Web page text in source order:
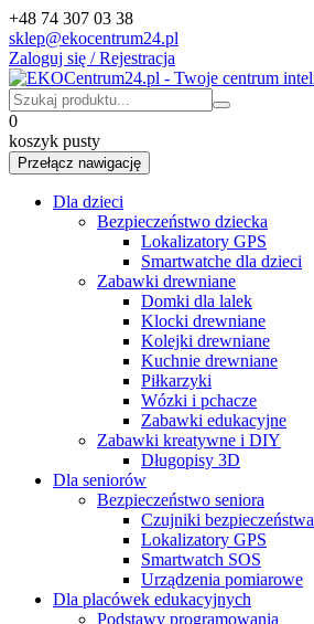
+48 74 307 03 38
sklep@ekocentrum24.pl
Zaloguj się / Rejestracja
0
koszyk pusty
Przełącz nawigację
Dla dzieci
Bezpieczeństwo dziecka
Lokalizatory GPS
Smartwatche dla dzieci
Zabawki drewniane
Domki dla lalek
Klocki drewniane
Kolejki drewniane
Kuchnie drewniane
Piłkarzyki
Wózki i pchacze
Zabawki edukacyjne
Zabawki kreatywne i DIY
Długopisy 3D
Dla seniorów
Bezpieczeństwo seniora
Czujniki bezpieczeństwa
Lokalizatory GPS
Smartwatch SOS
Urządzenia pomiarowe
Dla placówek edukacyjnych
Podstawy programowania